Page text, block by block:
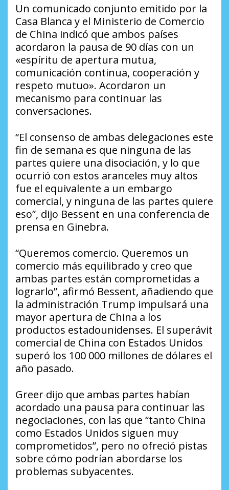
Un comunicado conjunto emitido por la
Casa Blanca y el Ministerio de Comercio
de China indicó que ambos países
acordaron la pausa de 90 días con un
«espíritu de apertura mutua,
comunicación continua, cooperación y
respeto mutuo». Acordaron un
mecanismo para continuar las
conversaciones.
“El consenso de ambas delegaciones este
fin de semana es que ninguna de las
partes quiere una disociación, y lo que
ocurrió con estos aranceles muy altos
fue el equivalente a un embargo
comercial, y ninguna de las partes quiere
eso”, dijo Bessent en una conferencia de
prensa en Ginebra.
“Queremos comercio. Queremos un
comercio más equilibrado y creo que
ambas partes están comprometidas a
lograrlo”, afirmó Bessent, añadiendo que
la administración Trump impulsará una
mayor apertura de China a los
productos estadounidenses. El superávit
comercial de China con Estados Unidos
superó los 100 000 millones de dólares el
año pasado.
Greer dijo que ambas partes habían
acordado una pausa para continuar las
negociaciones, con las que “tanto China
como Estados Unidos siguen muy
comprometidos”, pero no ofreció pistas
sobre cómo podrían abordarse los
problemas subyacentes.